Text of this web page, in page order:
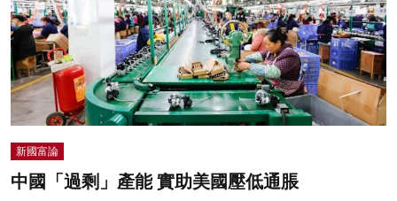
新國富論
中國「過剩」產能 實助美國壓低通脹